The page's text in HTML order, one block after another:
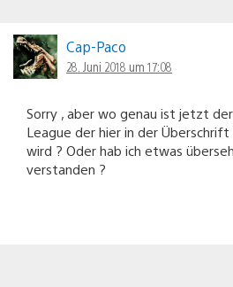
Cap-Paco
28. Juni 2018 um 17:08
Sorry , aber wo genau ist jetzt
League der hier in der
wird ? Oder hab ich etwas
verstanden ?